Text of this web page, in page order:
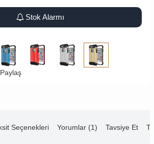
Stok Alarmı
Paylaş
Seçenekleri Yorumlar (1) Tavsiye Et